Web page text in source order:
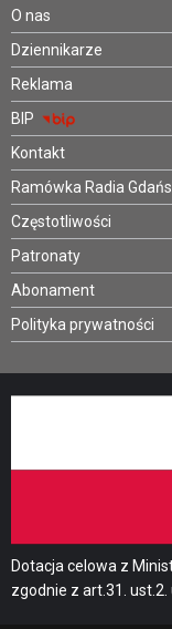
O nas
Dziennikarze
Reklama
BIP
Kontakt
Ramówka Radia
Częstotliwości
Patronaty
Abonament
Polityka prywatności
Dotacja celowa z
zgodnie z art.31.